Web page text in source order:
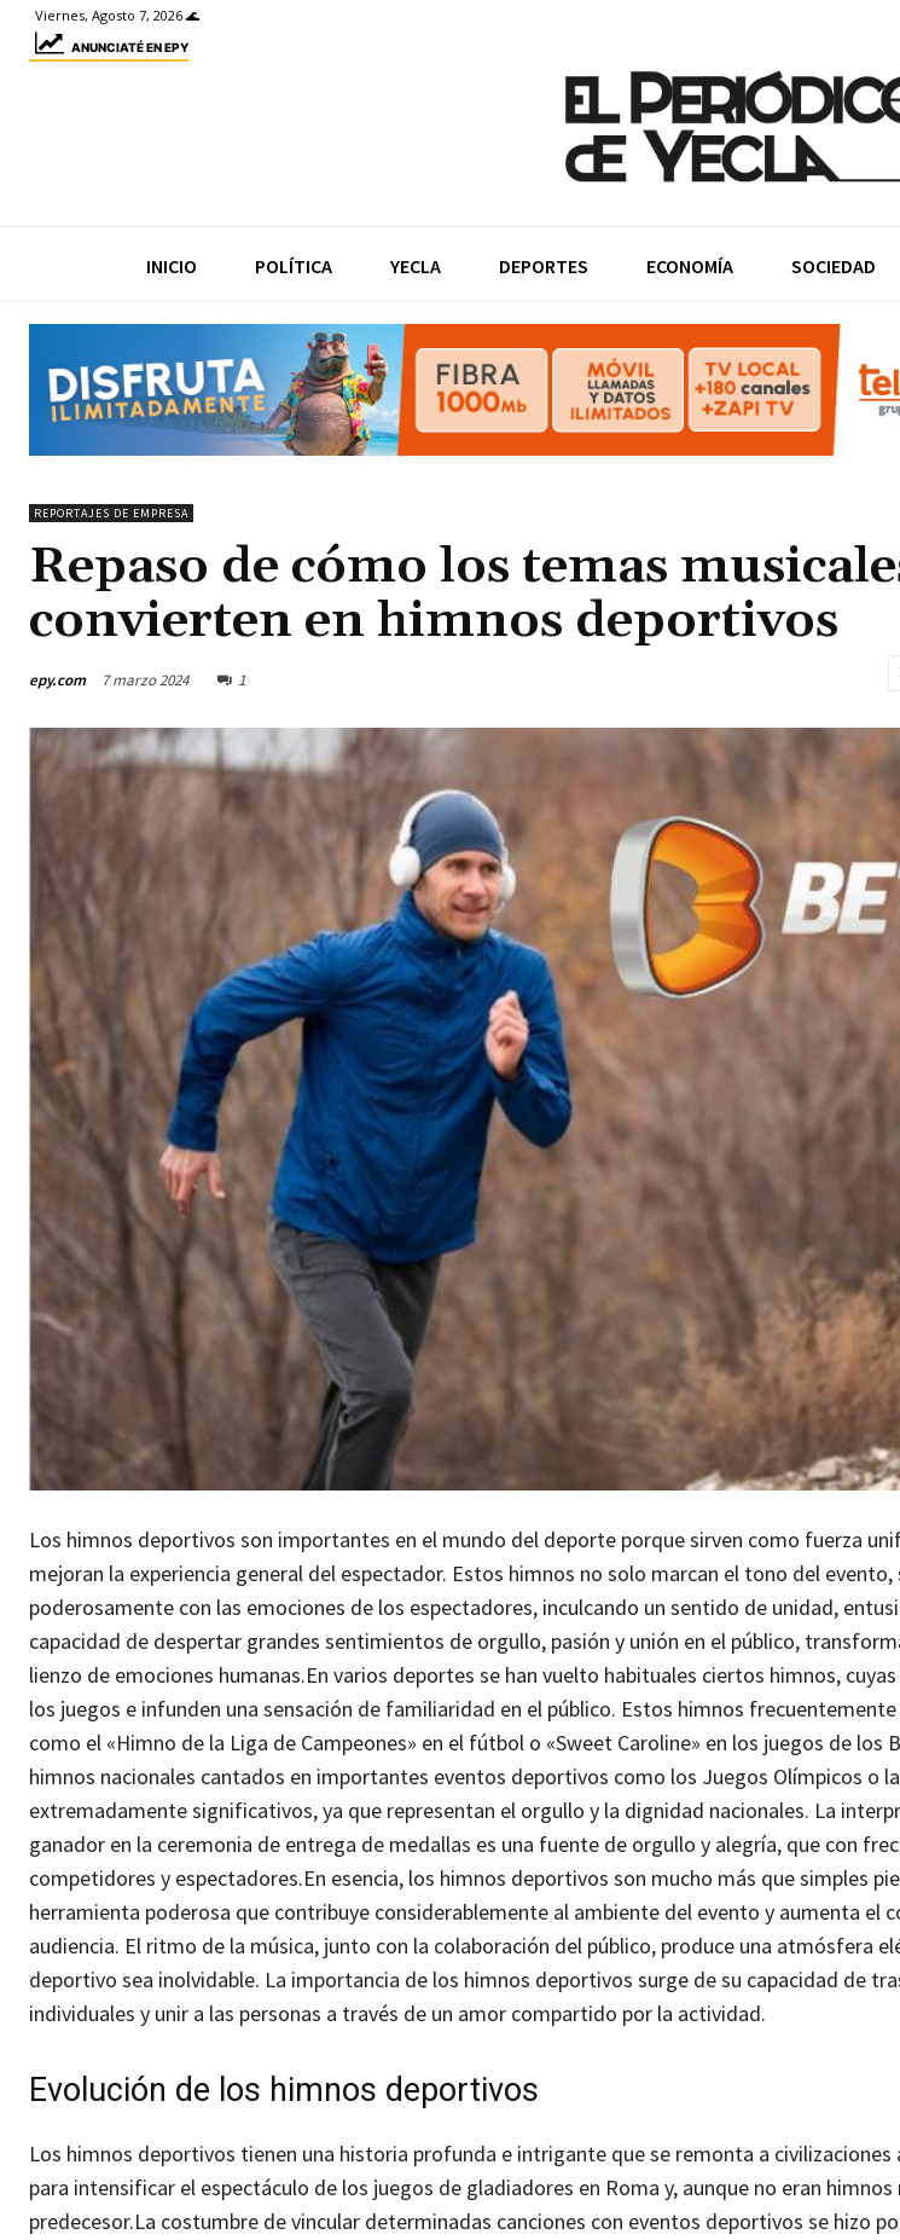
Viernes, Agosto 7, 2026 🌊
ANUNCIATÉ EN EPY
INICIO POLÍTICA YECLA DEPORTES ECONOMÍA SOCIEDAD
REPORTAJES DE EMPRESA
Repaso de cómo los temas
convierten en himnos deportivos
epy.com 7 marzo 2024 1
Los himnos deportivos son importantes en el mundo del deporte porque sirven como fuerza
mejoran la experiencia general del espectador. Estos himnos no solo marcan el tono del
poderosamente con las emociones de los espectadores, inculcando un sentido de unidad,
capacidad de despertar grandes sentimientos de orgullo, pasión y unión en el público,
lienzo de emociones humanas.En varios deportes se han vuelto habituales ciertos himnos,
los juegos e infunden una sensación de familiaridad en el público. Estos himnos
como el «Himno de la Liga de Campeones» en el fútbol o «Sweet Caroline» en los juegos de los
himnos nacionales cantados en importantes eventos deportivos como los Juegos Olímpicos o la
extremadamente significativos, ya que representan el orgullo y la dignidad nacionales. La
ganador en la ceremonia de entrega de medallas es una fuente de orgullo y alegría, que con
competidores y espectadores.En esencia, los himnos deportivos son mucho más que simples
herramienta poderosa que contribuye considerablemente al ambiente del evento y aumenta el
audiencia. El ritmo de la música, junto con la colaboración del público, produce una atmósfera
deportivo sea inolvidable. La importancia de los himnos deportivos surge de su capacidad de
individuales y unir a las personas a través de un amor compartido por la actividad.
Evolución de los himnos deportivos
Los himnos deportivos tienen una historia profunda e intrigante que se remonta a civilizaciones
para intensificar el espectáculo de los juegos de gladiadores en Roma y, aunque no eran
predecesor.La costumbre de vincular determinadas canciones con eventos deportivos se hizo